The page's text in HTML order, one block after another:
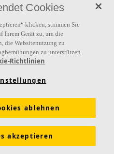
abgehängte
für Großraumbüros und
wurde, in denen die
Cookies
klicken, stimmen Sie
Ihrem Gerät zu, um die
die Websitenutzung zu
zu unterstützen.
Richtlinien
ablehnen
akzeptieren